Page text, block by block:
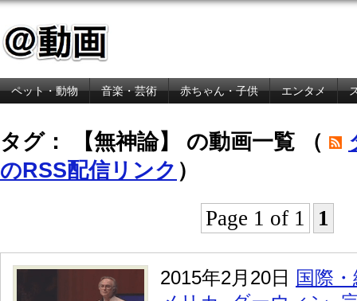
ペット・動物 音楽・芸術 赤ちゃん・子供 エンタメ
タグ： 【無神論】 の動画一覧 （
のRSS配信リンク ）
Page 1 of 1
1
2015年2月20日 国際